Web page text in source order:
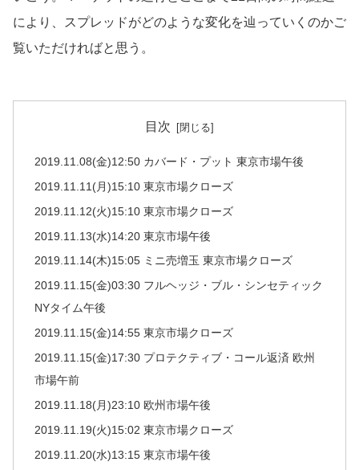
により、スプレッドがどのような変化を辿っていくのかご
覧いただければと思う。
目次
2019.11.08(金)12:50 カバード・プット 東京市場午後
2019.11.11(月)15:10 東京市場クローズ
2019.11.12(火)15:10 東京市場クローズ
2019.11.13(水)14:20 東京市場午後
2019.11.14(木)15:05 ミニ売増玉 東京市場クローズ
2019.11.15(金)03:30 フルヘッジ・ブル・シンセティック
NYタイム午後
2019.11.15(金)14:55 東京市場クローズ
2019.11.15(金)17:30 プロテクティブ・コール返済 欧州
市場午前
2019.11.18(月)23:10 欧州市場午後
2019.11.19(火)15:02 東京市場クローズ
2019.11.20(水)13:15 東京市場午後